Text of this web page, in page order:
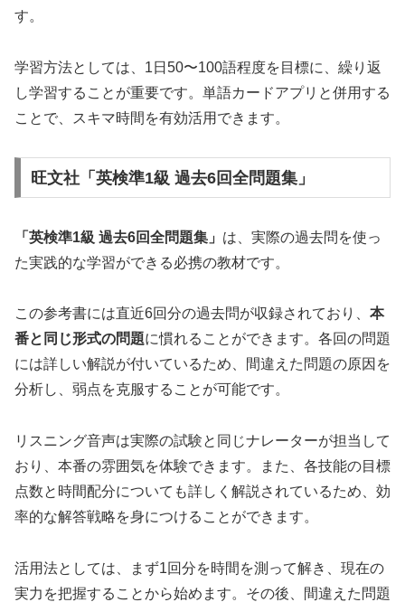
す。
学習方法としては、1日50〜100語程度を目標に、繰り返
し学習することが重要です。単語カードアプリと併用する
ことで、スキマ時間を有効活用できます。
旺文社「英検準1級 過去6回全問題集」
「英検準1級 過去6回全問題集」 は、実際の過去問を使っ
た実践的な学習ができる必携の教材です。
この参考書には直近6回分の過去問が収録されており、 本
番と同じ形式の問題に慣れることができます。各回の問題
には詳しい解説が付いているため、間違えた問題の原因を
分析し、弱点を克服することが可能です。
リスニング音声は実際の試験と同じナレーターが担当して
おり、本番の雰囲気を体験できます。また、各技能の目標
点数と時間配分についても詳しく解説されているため、効
率的な解答戦略を身につけることができます。
活用法としては、まず1回分を時間を測って解き、現在の
実力を把握することから始めます。その後、間違えた問題